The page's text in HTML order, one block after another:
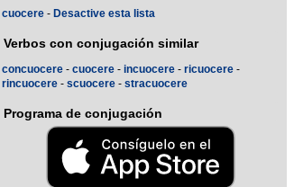
cuocere - Desactive esta lista
Verbos con conjugación similar
concuocere - cuocere - incuocere - ricuocere -
rincuocere - scuocere - stracuocere
Programa de conjugación